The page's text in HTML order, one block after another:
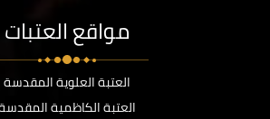
مواقع العتبات
العتبة العلوية المقدسة
العتبة الكاظمية